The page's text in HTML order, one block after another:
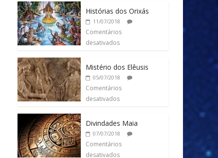
Histórias dos Orixás
11/07/2018
Comentários
desativados
Mistério dos Elêusis
05/07/2018
Comentários
desativados
Divindades Maia
07/07/2018
Comentários
desativados